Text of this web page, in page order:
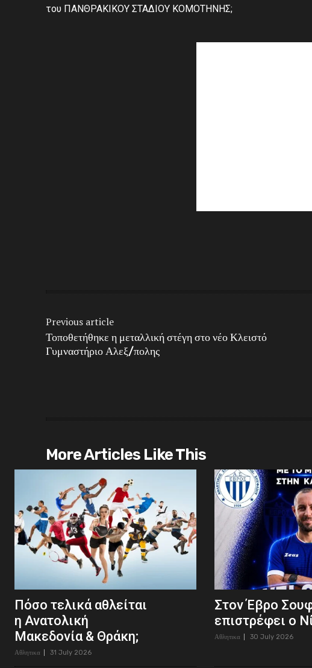
του ΠΑΝΘΡΑΚΙΚΟΥ ΣΤΑΔΙΟΥ ΚΟΜΟΤΗΝΗΣ;
Previous article
Τοποθετήθηκε η μεταλλική στέγη στο νέο Κλειστό
Γυμναστήριο Αλεξ/πολης
More Articles Like This
Πόσο τελικά αθλείται
η Ανατολική
Μακεδονία & Θράκη;
Αθλητικα 31 July 2026
Στον Έβρο
επιστρέφει ο
Αθλητικα 30 July 2026